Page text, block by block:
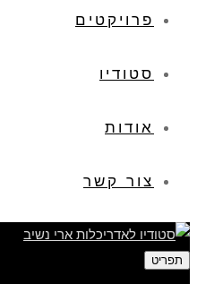
פרויקטים
סטודיו
אודות
צור קשר
תפריט